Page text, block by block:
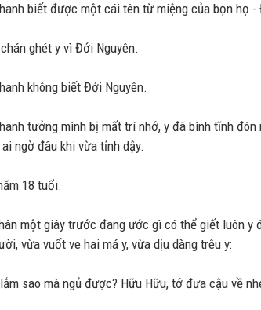
biết được một cái tên từ miệng của bọn họ -
ghét y vì Đới Nguyên.
không biết Đới Nguyên.
tưởng mình bị mất trí nhớ, y đã bình tĩnh
ngờ đâu khi vừa tỉnh dậy.
18 tuổi.
một giây trước đang ước gì có thể giết luôn y
vừa vuốt ve hai má y, vừa dịu dàng trêu y:
sao mà ngủ được? Hữu Hữu, tớ đưa cậu về